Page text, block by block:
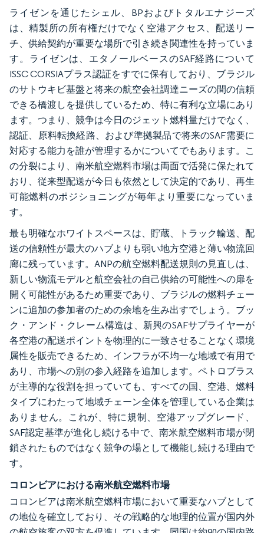
ライゼンを通じたシェル、BPおよびトタルエナジーズ
は、精製所の所有権だけでなく空港アクセス、配送リー
チ、供給契約が重要な場所で引き続き関連性を持っていま
す。ライゼンは、エタノールベースのSAF経路について
ISSC CORSIAプラス認証をすでに保有しており、ブラジル
のサトウキビ基盤と将来の航空会社調達ニーズの間の信頼
できる橋渡しを提供しているため、特に有利な立場にあり
ます。つまり、競争は今日のジェット燃料量だけでなく、
認証、原料転換経路、および準拠製品で将来のSAF需要に
対応する能力を誰が管理するかについてでもあります。こ
の分裂により、南米航空燃料市場は両面で活発に保たれて
おり、従来型配送が今日も依然として決定的であり、再生
可能燃料のポジショニングが毎年より重要になっていま
す。
最も明確なホワイトスペースは、貯蔵、トラック輸送、配
送の信頼性が最大のハブよりも弱い地方空港と薄い物流回
廊に残っています。ANPの航空燃料配送規則の見直しは、
新しい物流モデルと航空会社の自己供給の可能性への扉を
開く可能性があるため重要であり、ブラジルの燃料チェー
ンに追加の参加者のための余地を生み出すでしょう。ブッ
ク・アンド・クレーム構造は、新興のSAFサプライヤーが
各空港の配送ポイントを物理的に一致させることなく環境
属性を販売できるため、インフラが不均一な地域で有用で
あり、市場への別の参入経路を追加します。ペトロブラス
が主導的な役割を担っていても、すべての国、空港、燃料
タイプにわたって地域チェーン全体を管理している企業は
ありません。これが、特に規制、空港アップグレード、
SAF認定基準が進化し続ける中で、南米航空燃料市場が閉
鎖されたものではなく競争の場として機能し続ける理由で
す。
コロンビアにおける南米航空燃料市場
コロンビアは南米航空燃料市場において重要なハブとして
の地位を確立しており、その戦略的な地理的位置が国内外